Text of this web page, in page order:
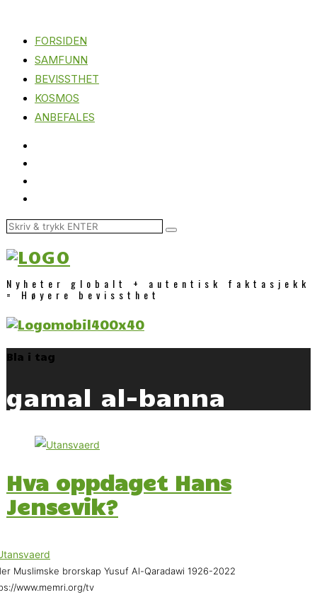
FORSIDEN
SAMFUNN
BEVISSTHET
KOSMOS
ANBEFALES
Nyheter globalt + autentisk faktasjekk
= Høyere bevissthet
Bla i tag
gamal al-banna
Hva oppdaget Hans
Jensevik?
Muslimske brorskap Yusuf Al-Qaradawi 1926-2022
www.memri.org/tv